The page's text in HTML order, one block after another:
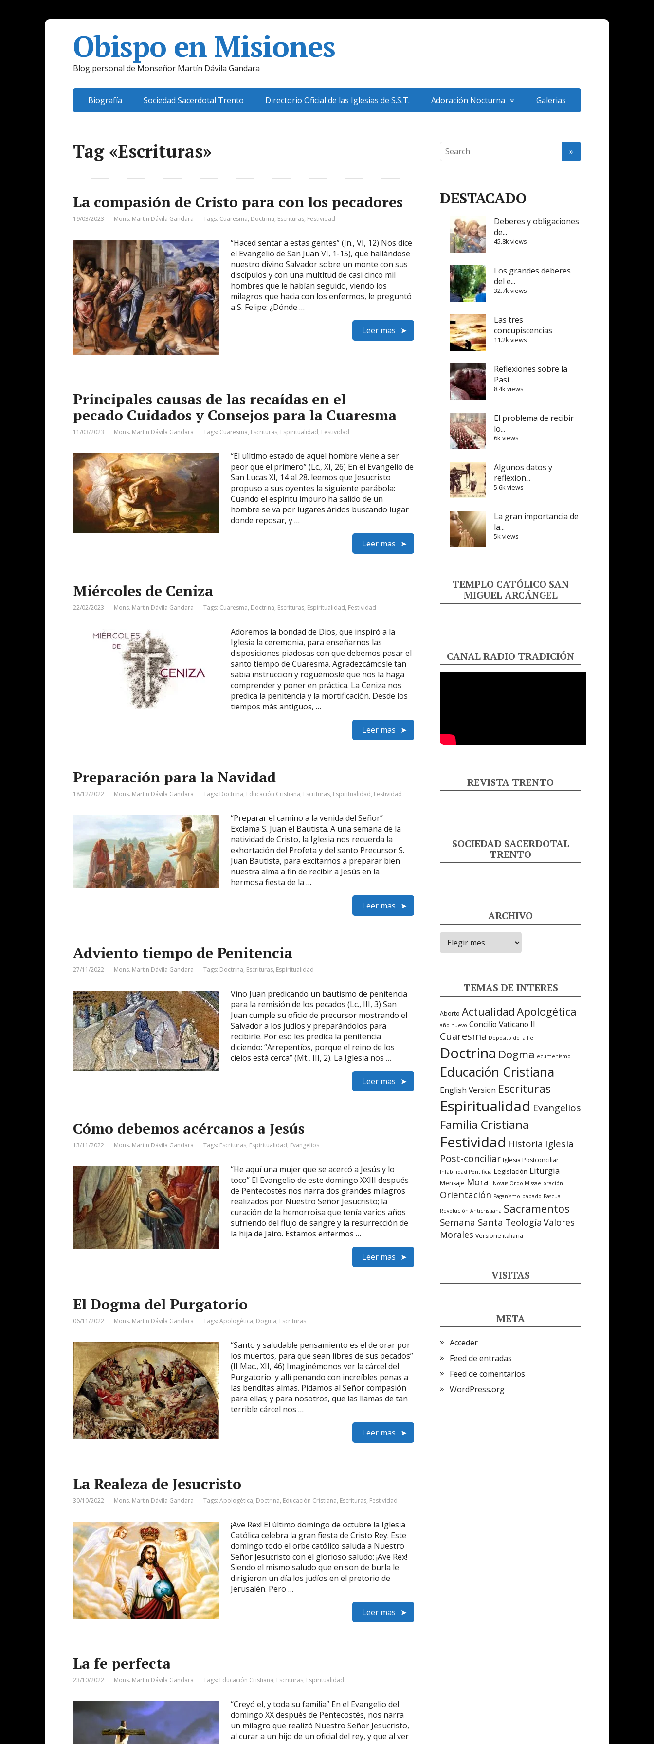
Obispo en Misiones
Blog personal de Monseñor Martín Dávila Gandara
Biografía Sociedad Sacerdotal Trento Directorio Oficial de las Iglesias de S.S.T. Adoración Nocturna Galerias
Tag «Escrituras»
La compasión de Cristo para con los pecadores
19/03/2023 Mons. Martin Dávila Gandara Tags: Cuaresma, Doctrina, Escrituras, Festividad
“Haced sentar a estas gentes” (Jn., VI, 12) Nos dice
el Evangelio de San Juan VI, 1-15), que hallándose
nuestro divino Salvador sobre un monte con sus
discípulos y con una multitud de casi cinco mil
hombres que le habían seguido, viendo los
milagros que hacia con los enfermos, le preguntó
a S. Felipe: ¿Dónde …
Leer mas
Principales causas de las recaídas en el
pecado Cuidados y Consejos para la Cuaresma
11/03/2023 Mons. Martin Dávila Gandara Tags: Cuaresma, Escrituras, Espiritualidad, Festividad
“El uìltimo estado de aquel hombre viene a ser
peor que el primero” (Lc., XI, 26) En el Evangelio de
San Lucas XI, 14 al 28. leemos que Jesucristo
propuso a sus oyentes la siguiente parábola:
Cuando el espíritu impuro ha salido de un
hombre se va por lugares áridos buscando lugar
donde reposar, y …
Leer mas
Miércoles de Ceniza
22/02/2023 Mons. Martin Dávila Gandara Tags: Cuaresma, Doctrina, Escrituras, Espiritualidad, Festividad
Adoremos la bondad de Dios, que inspiró a la
Iglesia la ceremonia, para enseñarnos las
disposiciones piadosas con que debemos pasar el
santo tiempo de Cuaresma. Agradezcámosle tan
sabia instrucción y roguémosle que nos la haga
comprender y poner en práctica. La Ceniza nos
predica la penitencia y la mortificación. Desde los
tiempos más antiguos, …
Leer mas
Preparación para la Navidad
18/12/2022 Mons. Martin Dávila Gandara Tags: Doctrina, Educación Cristiana, Escrituras, Espiritualidad, Festividad
“Preparar el camino a la venida del Señor”
Exclama S. Juan el Bautista. A una semana de la
natividad de Cristo, la Iglesia nos recuerda la
exhortación del Profeta y del santo Precursor S.
Juan Bautista, para excitarnos a preparar bien
nuestra alma a fin de recibir a Jesús en la
hermosa fiesta de la …
Leer mas
Adviento tiempo de Penitencia
27/11/2022 Mons. Martin Dávila Gandara Tags: Doctrina, Escrituras, Espiritualidad
Vino Juan predicando un bautismo de penitencia
para la remisión de los pecados (Lc., III, 3) San
Juan cumple su oficio de precursor mostrando el
Salvador a los judíos y preparándolos para
recibirle. Por eso les predica la penitencia
diciendo: “Arrepentíos, porque el reino de los
cielos está cerca” (Mt., III, 2). La Iglesia nos …
Leer mas
Cómo debemos acércanos a Jesús
13/11/2022 Mons. Martin Dávila Gandara Tags: Escrituras, Espiritualidad, Evangelios
“He aquí una mujer que se acercó a Jesús y lo
toco” El Evangelio de este domingo XXIII después
de Pentecostés nos narra dos grandes milagros
realizados por Nuestro Señor Jesucristo; la
curación de la hemorroisa que tenía varios años
sufriendo del flujo de sangre y la resurrección de
la hija de Jairo. Estamos enfermos …
Leer mas
El Dogma del Purgatorio
06/11/2022 Mons. Martin Dávila Gandara Tags: Apologética, Dogma, Escrituras
“Santo y saludable pensamiento es el de orar por
los muertos, para que sean libres de sus pecados”
(II Mac., XII, 46) Imaginémonos ver la cárcel del
Purgatorio, y allí penando con increíbles penas a
las benditas almas. Pidamos al Señor compasión
para ellas; y para nosotros, que las llamas de tan
terrible cárcel nos …
Leer mas
La Realeza de Jesucristo
30/10/2022 Mons. Martin Dávila Gandara Tags: Apologética, Doctrina, Educación Cristiana, Escrituras, Festividad
¡Ave Rex! El último domingo de octubre la Iglesia
Católica celebra la gran fiesta de Cristo Rey. Este
domingo todo el orbe católico saluda a Nuestro
Señor Jesucristo con el glorioso saludo: ¡Ave Rex!
Siendo el mismo saludo que en son de burla le
dirigieron un día los judíos en el pretorio de
Jerusalén. Pero …
Leer mas
La fe perfecta
23/10/2022 Mons. Martin Dávila Gandara Tags: Educación Cristiana, Escrituras, Espiritualidad
“Creyó el, y toda su familia” En el Evangelio del
domingo XX después de Pentecostés, nos narra
un milagro que realizó Nuestro Señor Jesucristo,
al curar a un hijo de un oficial del rey, y que al ver
DESTACADO
Deberes y obligaciones
de...
45.8k views
Los grandes deberes
del e...
32.7k views
Las tres
concupiscencias
11.2k views
Reflexiones sobre la
Pasi...
8.4k views
El problema de recibir
lo...
6k views
Algunos datos y
reflexion...
5.6k views
La gran importancia de
la...
5k views
TEMPLO CATÓLICO SAN
MIGUEL ARCÁNGEL
CANAL RADIO TRADICIÓN
REVISTA TRENTO
SOCIEDAD SACERDOTAL
TRENTO
ARCHIVO
ARCHIVO
TEMAS DE INTERES
Aborto Actualidad Apologética
año nuevo Concilio Vaticano II
Cuaresma Deposito de la Fe
Doctrina Dogma ecumenismo
Educación Cristiana
English Version Escrituras
Espiritualidad Evangelios
Familia Cristiana
Festividad Historia Iglesia
Post-conciliar Iglesia Postconciliar
Infabilidad Pontificia Legislación Liturgia
Mensaje Moral Novus Ordo Missae oración
Orientación Paganismo papado Pascua
Revolución Anticristiana Sacramentos
Semana Santa Teología Valores
Morales Versione italiana
VISITAS
META
Acceder
Feed de entradas
Feed de comentarios
WordPress.org